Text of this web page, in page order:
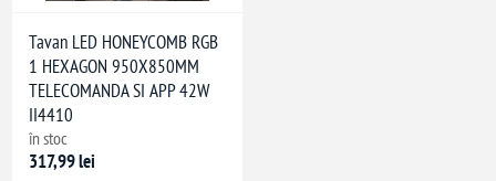
Tavan LED HONEYCOMB RGB
1 HEXAGON 950X850MM
TELECOMANDA SI APP 42W
II4410
în stoc
317,99 lei